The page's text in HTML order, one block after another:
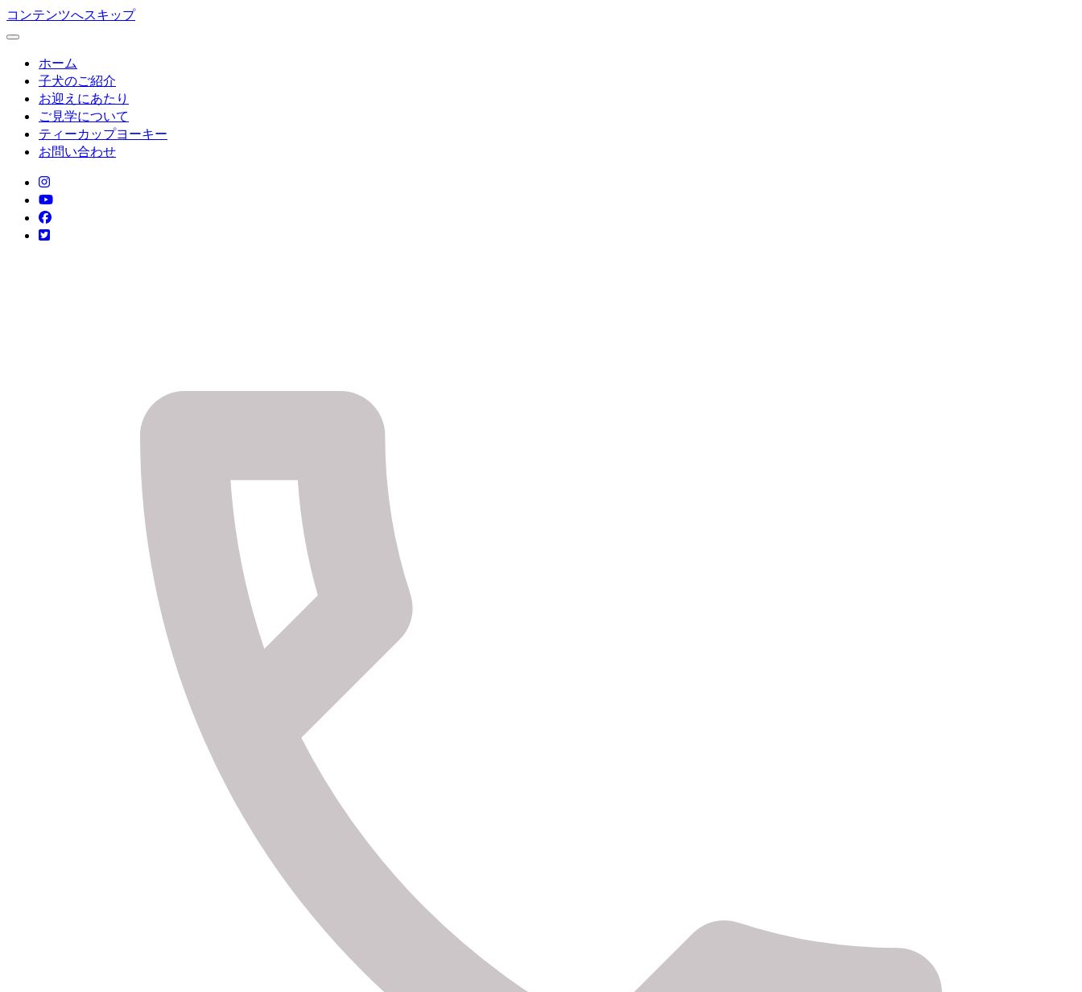
コンテンツへスキップ
ホーム
子犬のご紹介
お迎えにあたり
ご見学について
ティーカップヨーキー
お問い合わせ